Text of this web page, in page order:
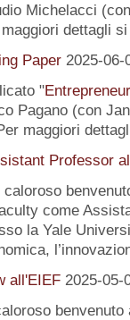
Michelacci
dettagli
Paper 2025-06-
"
Pagano (con
maggiori
Professor
caloroso
come
la Yale
all'EIEF 2025-05-